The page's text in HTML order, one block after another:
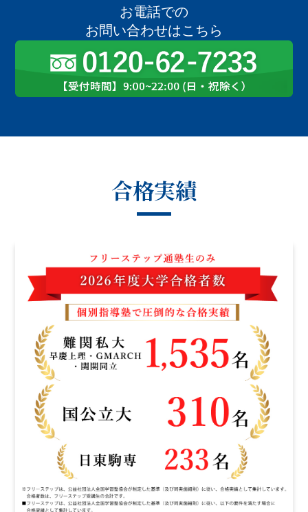
お電話での
お問い合わせはこちら
合格実績